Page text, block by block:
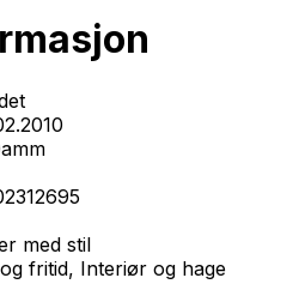
med stil
fritid, Interiør og hage